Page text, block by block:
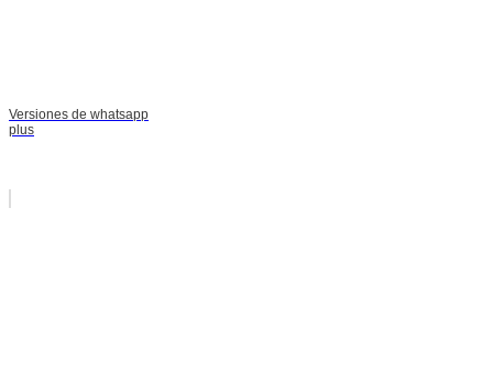
Versiones de whatsapp
plus